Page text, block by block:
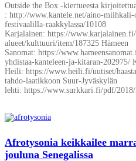
Outside the Box -kiertueesta
: http://www.kantele.net/aino-
festivaalilla-raakkylassa/10108
Karjalainen: https://
alueet/kulttuuri/item/187325 Hämeen
Sanomat: https://
yhdistaa-kanteleen-ja-kitaran-202975/
Heili: https://www.heili.fi/uutiset/
tahdo-laatikkoon Suur-Jyväskylän
lehti: https://www.surkkari.fi/pdf/
Afrotysonia keikkailee
jouluna Senegalissa